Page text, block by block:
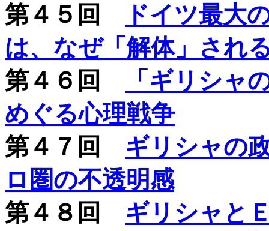
第４５回
ドイツ最大
は、なぜ「解体」され
第４６回
「ギリシャ
めぐる心理戦争
第４７回 ギリシャの
ロ圏の不透明感
第４８回 ギリシャと